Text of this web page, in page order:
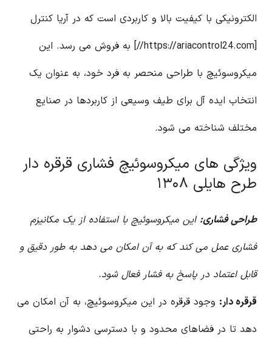
الکترونیکی با کیفیت بالا و کاربردی است که در آریا کنترل
[https://ariacontrol24.com//] به فروش می رسد. این
میکروسوئیچ با طراحی منحصر به فرد خود، به عنوان یک
انتخاب ایده آل برای طیف وسیعی از کاربردها در صنایع
مختلف شناخته می شود.
ویژگی های میکروسوئیچ فشاری قرقره دار
طرح هایلی ۱۳۰۸
طراحی فشاری: این میکروسوئیچ با استفاده از یک مکانیزم
فشاری عمل می کند که به آن امکان می دهد به طور دقیق و
قابل اعتماد در پاسخ به فشار فعال شود.
قرقره دار: وجود قرقره در این میکروسوئیچ، به آن امکان می
دهد تا در فضاهای محدود و با دسترسی دشوار به راحتی